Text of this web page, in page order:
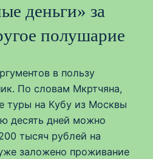
деньги» за
полушарие
в пользу
По словам Мкртчяна,
туры на Кубу из Москвы
десять дней можно
тысяч рублей на
заложено проживание